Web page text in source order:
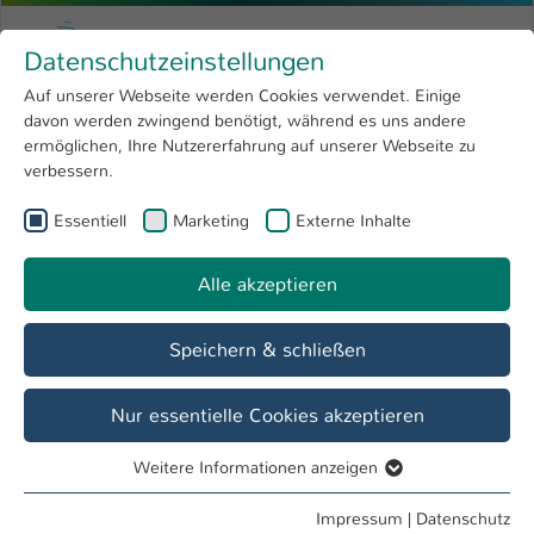
Menu
Forschung 4
Open submenu
Hochschule
International
Zum Hauptinhalt springen
Hochschule Kaiserslautern
Sie sind hier:
Menschen und Projekte
Datenschutzeinstellungen
Auf unserer Webseite werden Cookies verwendet. Einige
davon werden zwingend benötigt, während es uns andere
ermöglichen, Ihre Nutzererfahrung auf unserer Webseite zu
verbessern.
Essentiell Marketing Externe Inhalte
Alle akzeptieren
Speichern & schließen
Nur essentielle Cookies akzeptieren
Essentielle Cookies werden für grundlegende Funktionen
Weitere Informationen anzeigen
Impressum | Datenschutz